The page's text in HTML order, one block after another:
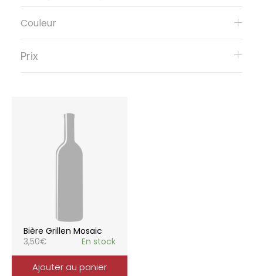
Bière Grillen Mosaic
3,50€ En stock
Ajouter au panier
Couleur
Prix